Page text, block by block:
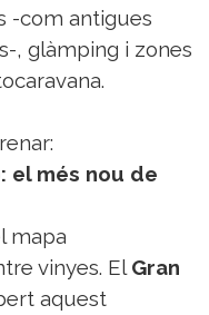
-com antigues
, glàmping i zones
el més nou de
mapa
vinyes. El Gran
aquest